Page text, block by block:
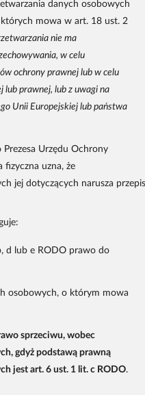
danych osobowych
mowa w art. 18 ust. 2
nie ma
w celu
ochrony prawnej lub w celu
lub prawnej, lub z uwagi na
Unii Europejskiej lub państwa
Urzędu Ochrony
fizyczna uzna, że
jej dotyczących narusza
d lub e RODO prawo do
osobowych, o którym mowa
sprzeciwu, wobec
gdyż podstawą prawną
jest art. 6 ust. 1 lit. c RODO.